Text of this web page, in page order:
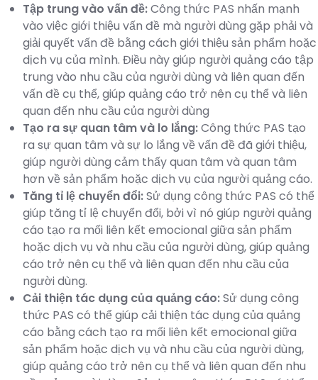
Tập trung vào vấn đề:Công thức PAS nhấn mạnh
vào việc giới thiệu vấn đề mà người dùng gặp phải và
giải quyết vấn đề bằng cách giới thiệu sản phẩm hoặc
dịch vụ của mình. Điều này giúp người quảng cáo tập
trung vào nhu cầu của người dùng và liên quan đến
vấn đề cụ thể, giúp quảng cáo trở nên cụ thể và liên
quan đến nhu cầu của người dùng
Tạo ra sự quan tâm và lo lắng:Công thức PAS tạo
ra sự quan tâm và sự lo lắng về vấn đề đã giới thiệu,
giúp người dùng cảm thấy quan tâm và quan tâm
hơn về sản phẩm hoặc dịch vụ của người quảng cáo.
Tăng tỉ lệ chuyển đổi:Sử dụng công thức PAS có thể
giúp tăng tỉ lệ chuyển đổi, bởi vì nó giúp người quảng
cáo tạo ra mối liên kết emocional giữa sản phẩm
hoặc dịch vụ và nhu cầu của người dùng, giúp quảng
cáo trở nên cụ thể và liên quan đến nhu cầu của
người dùng.
Cải thiện tác dụng của quảng cáo:Sử dụng công
thức PAS có thể giúp cải thiện tác dụng của quảng
cáo bằng cách tạo ra mối liên kết emocional giữa
sản phẩm hoặc dịch vụ và nhu cầu của người dùng,
giúp quảng cáo trở nên cụ thể và liên quan đến nhu